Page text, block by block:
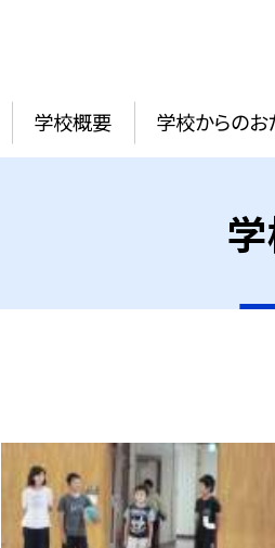
学校概要 学校からのお